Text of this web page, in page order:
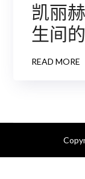
凯丽
生间
READ MORE